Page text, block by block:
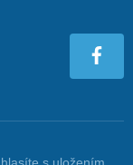
s uložením